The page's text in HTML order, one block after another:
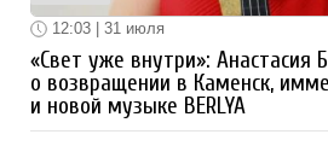
12:03 | 31 июля
«Свет уже внутри»: Анастасия
о возвращении в Каменск,
и новой музыке BERLYA